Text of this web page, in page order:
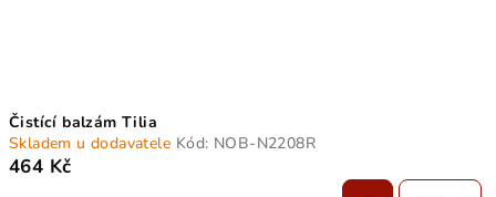
Čistící balzám Tilia
Skladem u dodavatele Kód: NOB-N2208R
464 Kč